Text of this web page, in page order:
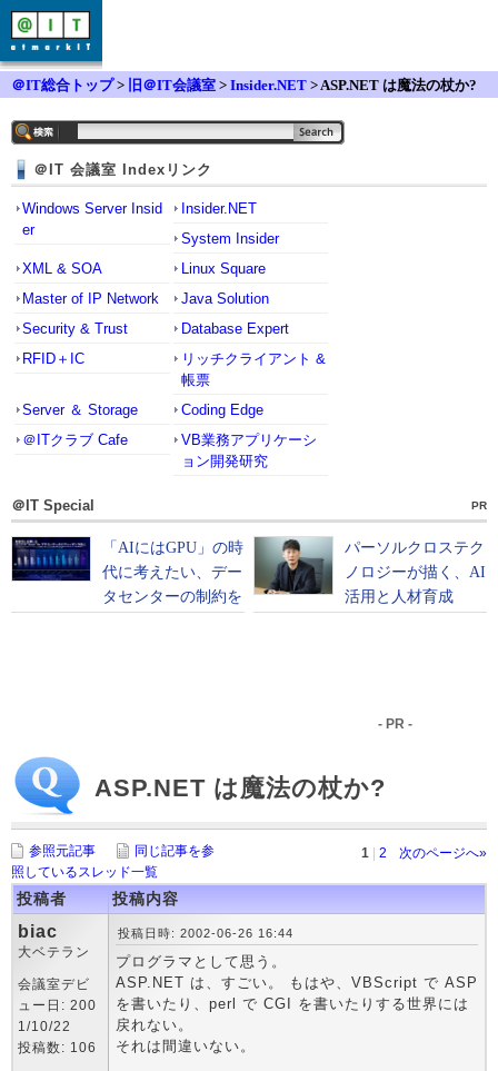
＠IT総合トップ> 旧＠IT会議室 > Insider.NET > ASP.NET は魔法の杖か?
＠IT 会議室 Indexリンク
Windows Server Insid
er
Insider.NET
System Insider
XML & SOA
Linux Square
Master of IP Network
Java Solution
Security & Trust
Database Expert
RFID＋IC
リッチクライアント &
帳票
Server ＆ Storage
Coding Edge
＠ITクラブ Cafe
VB業務アプリケーシ
ョン開発研究
＠IT Special PR
- PR -
ASP.NET は魔法の杖か?
参照元記事
同じ記事を参
照しているスレッド一覧
1 2 次のページへ»
投稿者 投稿内容
biac
大ベテラン
会議室デビ
ュー日: 200
1/10/22
投稿数: 106
投稿日時: 2002-06-26 16:44
プログラマとして思う。
ASP.NET は、すごい。 もはや、VBScript で ASP
を書いたり、perl で CGI を書いたりする世界には
戻れない。
それは間違いない。